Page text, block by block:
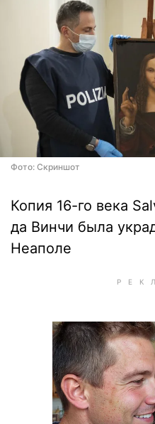
Фото: Скриншот
Копия 16-го века
да Винчи была
Неаполе